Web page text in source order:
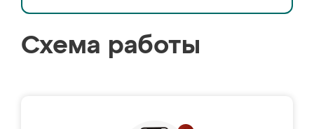
Схема работы